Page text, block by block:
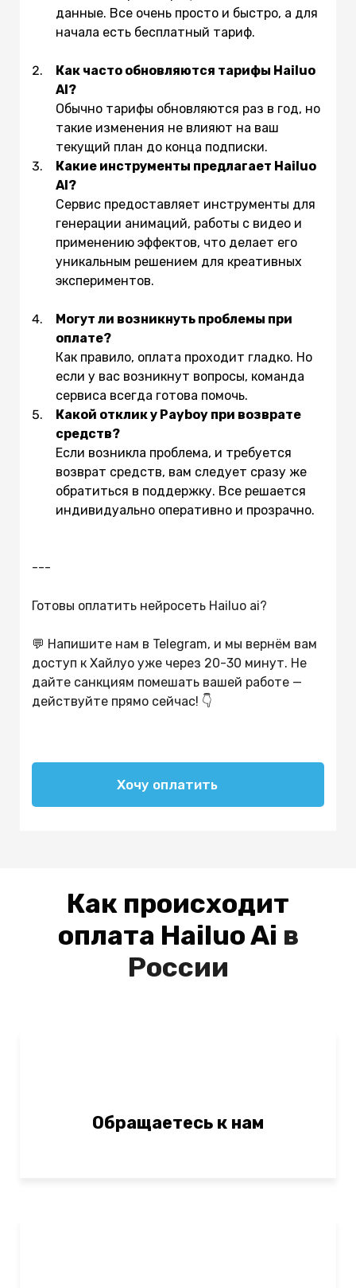
данные. Все очень просто и быстро, а для
начала есть бесплатный тариф.
Как часто обновляются тарифы Hailuo
AI?
Обычно тарифы обновляются раз в год, но
такие изменения не влияют на ваш
текущий план до конца подписки.
Какие инструменты предлагает Hailuo
AI?
Сервис предоставляет инструменты для
генерации анимаций, работы с видео и
применению эффектов, что делает его
уникальным решением для креативных
экспериментов.
Могут ли возникнуть проблемы при
оплате?
Как правило, оплата проходит гладко. Но
если у вас возникнут вопросы, команда
сервиса всегда готова помочь.
Какой отклик у Payboy при возврате
средств?
Если возникла проблема, и требуется
возврат средств, вам следует сразу же
обратиться в поддержку. Все решается
индивидуально оперативно и прозрачно.
---
Готовы оплатить нейросеть Hailuo ai?
💬 Напишите нам в Telegram, и мы вернём вам
доступ к Хайлуо уже через 20-30 минут. Не
дайте санкциям помешать вашей работе —
действуйте прямо сейчас! 👇
Хочу оплатить
Как происходит
оплата Hailuo Ai в
России
Обращаетесь к нам